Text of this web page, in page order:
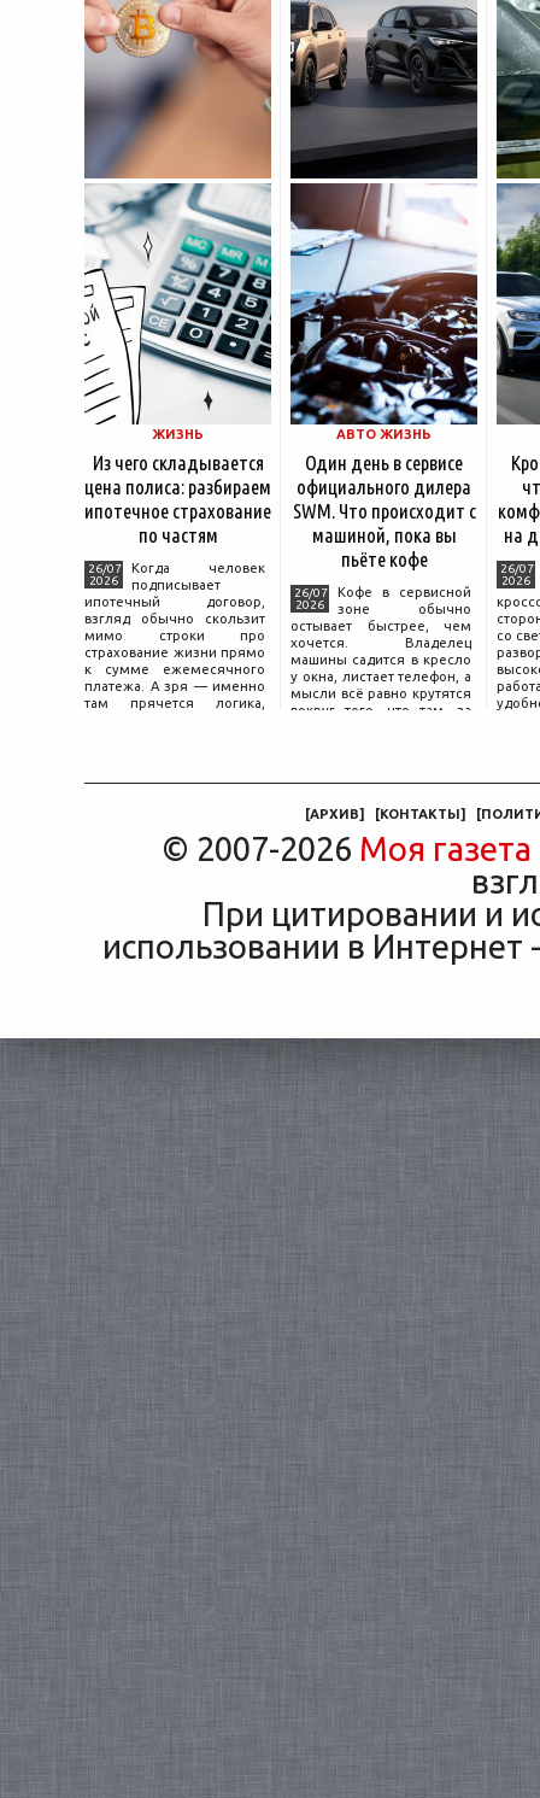
московские
насчитывает несколько
десятилетий
ЖИЗНЬ
Из чего складывается
цена полиса: разбираем
ипотечное страхование
по частям
26/07
2026
Когда человек
подписывает
ипотечный договор,
взгляд обычно скользит
мимо строки про
страхование жизни прямо
к сумме ежемесячного
платежа. А зря — именно
там прячется логика,
АВТО ЖИЗНЬ
Один день в сервисе
официального дилера
SWM. Что происходит с
машиной, пока вы
пьёте кофе
26/07
2026
Кофе в сервисной
зоне обычно
остывает быстрее, чем
хочется. Владелец
машины садится в кресло
у окна, листает телефон, а
мысли всё равно крутятся
вокруг того, что там, за
на
26/07
2026
со
[АРХИВ] [КОНТАКТЫ] [
© 2007-2026 Моя газета
При цитировании и
использовании в Интернет